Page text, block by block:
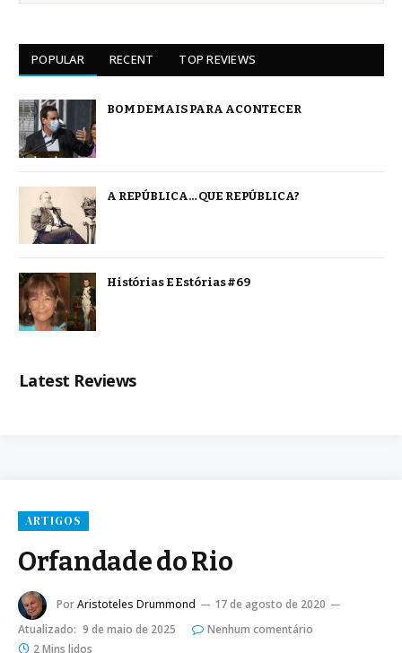
POPULAR RECENT TOP REVIEWS
BOM DEMAIS PARA ACONTECER
A REPÚBLICA… QUE REPÚBLICA?
Histórias E Estórias #69
Latest Reviews
ARTIGOS
Orfandade do Rio
PorAristoteles Drummond
17 de agosto de 2020
Atualizado: 9 de maio de 2025
Nenhum comentário
2 Mins lidos